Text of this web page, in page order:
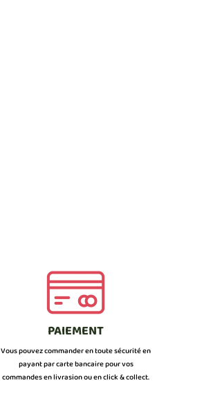
PAIEMENT
Vous pouvez commander en toute sécurité en
payant par carte bancaire pour vos
commandes en livrasion ou en click & collect.